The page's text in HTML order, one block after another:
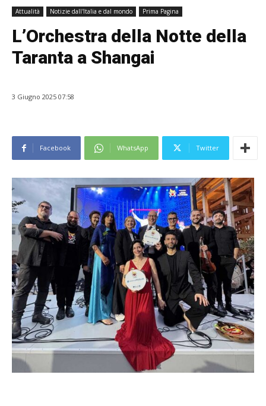
Attualità Notizie dall'Italia e dal mondo Prima Pagina
L’Orchestra della Notte della
Taranta a Shangai
3 Giugno 2025 07:58
Facebook WhatsApp Twitter